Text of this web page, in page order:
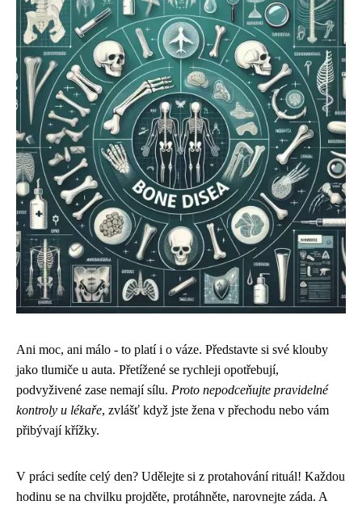
Ani moc, ani málo - to platí i o váze. Představte si své klouby
jako tlumiče u auta. Přetížené se rychleji opotřebují,
podvyživené zase nemají sílu. Proto nepodceňujte pravidelné
kontroly u lékaře, zvlášť když jste žena v přechodu nebo vám
přibývají křížky.
V práci sedíte celý den? Udělejte si z protahování rituál! Každou
hodinu se na chvilku projděte, protáhněte, narovnejte záda. A